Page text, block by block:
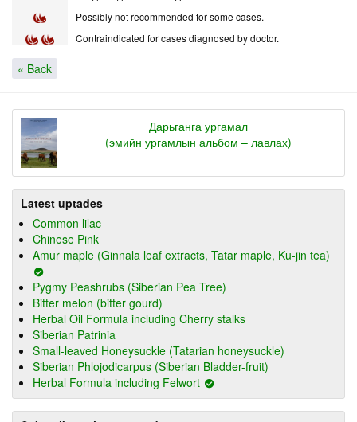
Possibly not recommended for some cases.
Contraindicated for cases diagnosed by doctor.
« Back
Дарьганга ургамал
(эмийн ургамлын альбом – лавлах)
Latest uptades
Common lilac
Chinese Pink
Amur maple (Ginnala leaf extracts, Tatar maple, Ku-jin tea)
Pygmy Peashrubs (Siberian Pea Tree)
Bitter melon (bitter gourd)
Herbal Oil Formula including Cherry stalks
Siberian Patrinia
Small-leaved Honeysuckle (Tatarian honeysuckle)
Siberian Phlojodicarpus (Siberian Bladder-fruit)
Herbal Formula including Felwort